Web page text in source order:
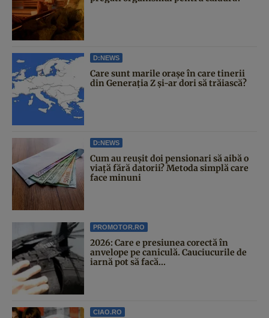
D:NEWS
Care sunt marile orașe în care tinerii
din Generația Z și-ar dori să trăiască?
D:NEWS
Cum au reușit doi pensionari să aibă o
viață fără datorii? Metoda simplă care
face minuni
PROMOTOR.RO
2026: Care e presiunea corectă în
anvelope pe caniculă. Cauciucurile de
iarnă pot să facă...
CIAO.RO